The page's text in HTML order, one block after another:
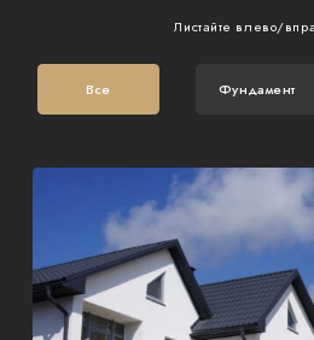
НАШИ
ПРОЦЕСС
КОНТАКТЫ
Листайте влево/
Все Фундамент